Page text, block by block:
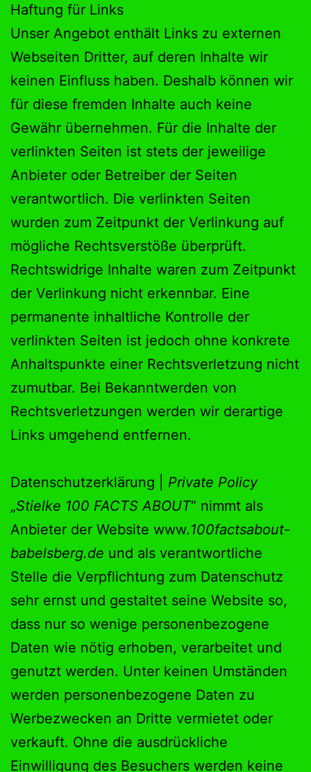
Haftung für Links
Unser Angebot enthält Links zu externen
Webseiten Dritter, auf deren Inhalte wir
keinen Einfluss haben. Deshalb können wir
für diese fremden Inhalte auch keine
Gewähr übernehmen. Für die Inhalte der
verlinkten Seiten ist stets der jeweilige
Anbieter oder Betreiber der Seiten
verantwortlich. Die verlinkten Seiten
wurden zum Zeitpunkt der Verlinkung auf
mögliche Rechtsverstöße überprüft.
Rechtswidrige Inhalte waren zum Zeitpunkt
der Verlinkung nicht erkennbar. Eine
permanente inhaltliche Kontrolle der
verlinkten Seiten ist jedoch ohne konkrete
Anhaltspunkte einer Rechtsverletzung nicht
zumutbar. Bei Bekanntwerden von
Rechtsverletzungen werden wir derartige
Links umgehend entfernen.
Datenschutzerklärung | Private Policy
„Stielke 100 FACTS ABOUT“ nimmt als
Anbieter der Website www.100factsabout-
babelsberg.de und als verantwortliche
Stelle die Verpflichtung zum Datenschutz
sehr ernst und gestaltet seine Website so,
dass nur so wenige personenbezogene
Daten wie nötig erhoben, verarbeitet und
genutzt werden. Unter keinen Umständen
werden personenbezogene Daten zu
Werbezwecken an Dritte vermietet oder
verkauft. Ohne die ausdrückliche
Einwilligung des Besuchers werden keine